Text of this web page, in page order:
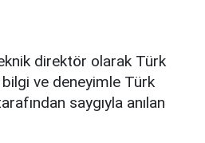
direktör olarak Türk
ve deneyimle Türk
saygıyla anılan